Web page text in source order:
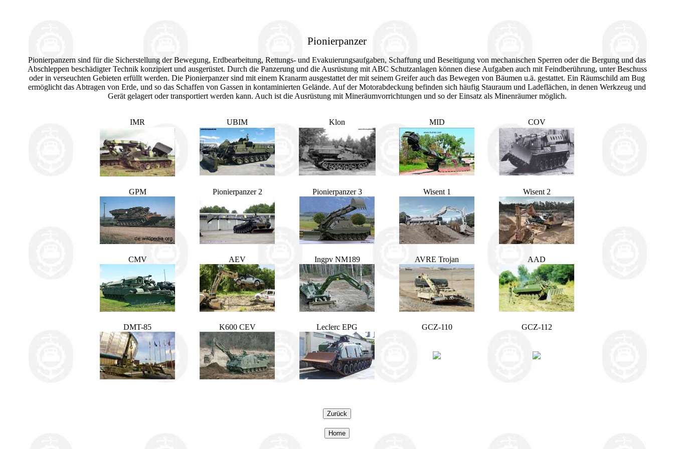
Pionierpanzer
Pionierpanzern sind für die Sicherstellung der Bewegung, Erdbearbeitung, Rettungs- und Evakuierungsaufgaben, Schaffung und Beseitigung von mechanischen Sperren oder die Bergung und das
Abschleppen beschädigter Technik konzipiert und ausgerüstet. Durch die Panzerung und die Ausrüstung mit ABC Schutzanlagen können diese Aufgaben auch mit Feindberührung, unter Beschuss
oder in verseuchten Gebieten erfüllt werden. Die Pionierpanzer sind mit einem Kranarm ausgestattet der mit seinem Greifer auch das Bewegen von Bäumen u.ä. gestattet. Ein Räumschild am Bug
ermöglicht das Abtragen von Erde, und so das Schaffen von Gassen in kontaminierten Gelände. Auf der Motorabdeckung befinden sich häufig Stauraum und Ladeflächen, in denen Werkzeug und
Gerät gelagert oder transportiert werden kann. Auch ist die Ausrüstung mit Mineräumvorrichtungen und so der Einsatz als Minenräumer möglich.
IMR UBIM Klon MID COV
GPM Pionierpanzer 2 Pionierpanzer 3 Wisent 1 Wisent 2
CMV AEV Ingpv NM189 AVRE Trojan AAD
DMT-85 K600 CEV Leclerc EPG GCZ-110 GCZ-112